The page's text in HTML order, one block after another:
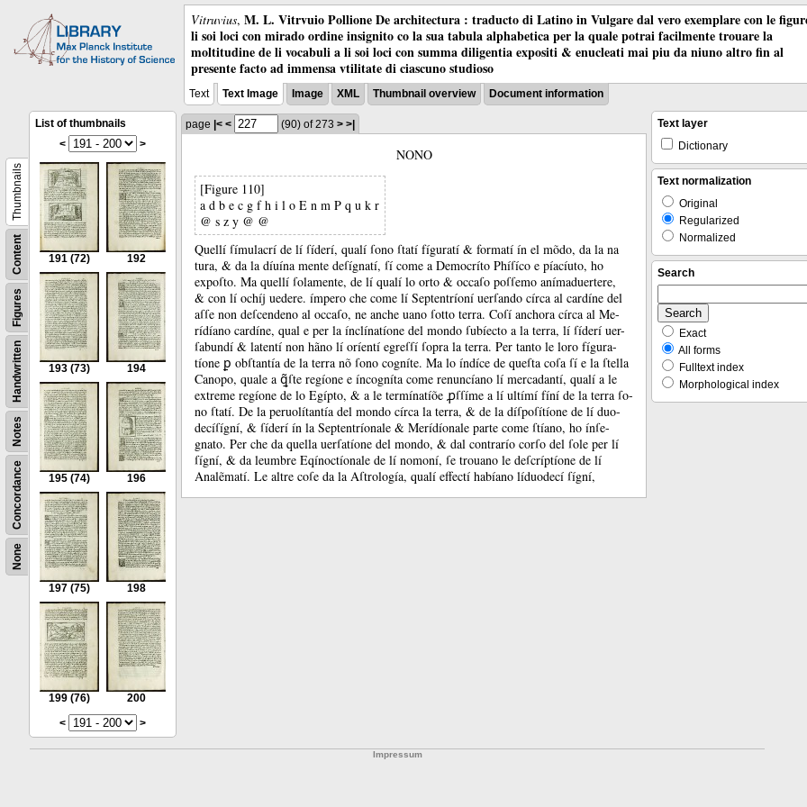
Vitruvius, M. L. Vitrvuio Pollione De architectura : traducto di Latino in Vulgare dal vero exemplare con le
li soi loci con mirado ordine insignito co la sua tabula alphabetica per la quale potrai facilmente trouare la
moltitudine de li vocabuli a li soi loci con summa diligentia expositi & enucleati mai piu da niuno altro fin al
presente facto ad immensa vtilitate di ciascuno studioso
Text Text Image Image XML Thumbnail overview Document information
None
Concordance
Notes
Handwritten
Figures
Content
Thumbnails
List of thumbnails
<
>
191 (72) 192
193 (73) 194
195 (74) 196
197 (75) 198
199 (76)
200
<
>
page |< < (90) of 273 > >|
NONO
[Figure 110]
a d b e c g f h i l o E n m P q u k r
@ s z y @ @
Quellí ſímulacrí de lí ſíderí, qualí ſono ſtatí fíguratí & formatí ín el mõdo, da la na
tura, & da la díuína mente deſígnatí, ſí come a Democríto Phíſíco e píacíuto, ho
expoſto. Ma quellí ſolamente, de lí qualí lo orto & occaſo poſſemo anímaduertere,
& con lí ochíj uedere. ímpero che come lí Septentríoní uerſando círca al cardíne del
aſſe non deſcendeno al occaſo, ne anche uano ſotto terra. Coſí anchora círca al Me-
rídíano cardíne, qual e per la ínclínatíone del mondo ſubíecto a la terra, lí ſíderí uer-
ſabundí & latentí non hãno lí oríentí egreſſí ſopra la terra. Per tanto le loro fígura-
tíone ꝑ obſtantía de la terra nõ ſono cogníte. Ma lo índíce de queſta coſa ſí e la ſtella
Canopo, quale a ꝗ̃ſte regíone e íncogníta come renuncíano lí mercadantí, qualí a le
extreme regíone de lo Egípto, & a le termínatíõe ꝓſſíme a lí ultímí fíní de la terra ſo-
no ſtatí. De la peruolítantía del mondo círca la terra, & de la díſpoſítíone de lí duo-
decíſígní, & ſíderí ín la Septentríonale & Merídíonale parte come ſtíano, ho ínſe-
gnato. Per che da quella uerſatíone del mondo, & dal contrarío corſo del ſole per lí
ſígní, & da leumbre Eqínoctíonale de lí nomoní, ſe trouano le deſcríptíone de lí
Analẽmatí. Le altre coſe da la Aſtrología, qualí effectí habíano líduodecí ſígní,
Text layer
Dictionary
Text normalization
Original
Regularized
Normalized
Search
Exact
All forms
Fulltext index
Morphological index
Impressum